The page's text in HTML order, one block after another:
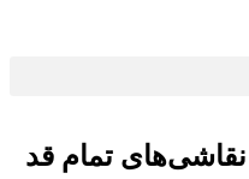
تمام قد